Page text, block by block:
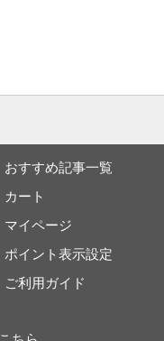
おすすめ記事一覧
カート
マイページ
ポイント表示設定
ご利用ガイド